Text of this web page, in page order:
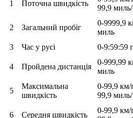
1 Поточна швидкість
99,9
2 Загальний пробіг
0-9999,9
миль
3 Час у русі 0-9:59:59
4 Пройдена дистанція
0-999,99
миль
5
Максимальна
швидкість
0-99,9 км/
99,9
6 Середня швидкість
0-99,9 км/